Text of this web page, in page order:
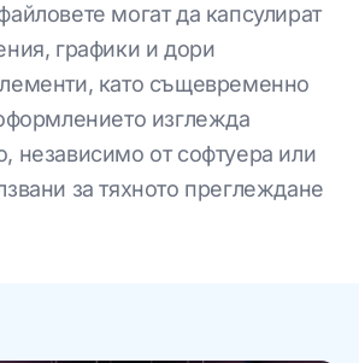
могат да капсулират
графики и дори
като същевременно
изглежда
независимо от софтуера или
за тяхното преглеждане